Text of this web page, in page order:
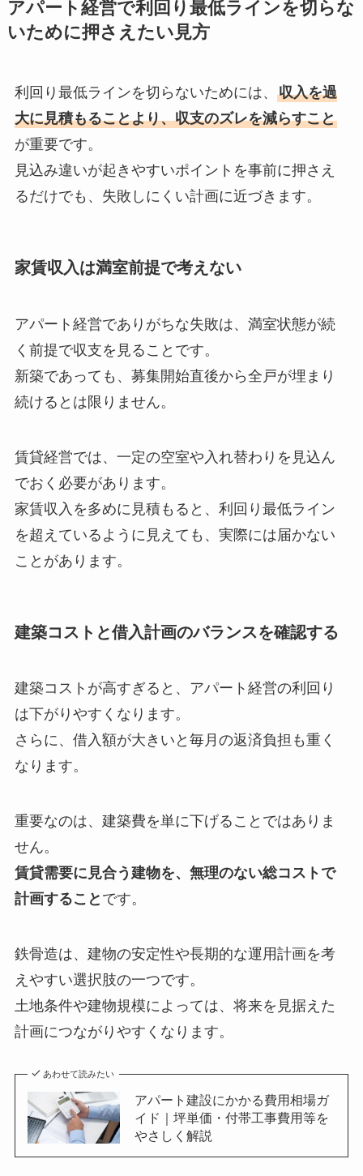
アパート経営で利回り最低ラインを切らな
いために押さえたい見方
利回り最低ラインを切らないためには、 収入を過
大に見積もることより、収支のズレを減らすこと
が重要です。
見込み違いが起きやすいポイントを事前に押さえ
るだけでも、失敗しにくい計画に近づきます。
家賃収入は満室前提で考えない
アパート経営でありがちな失敗は、満室状態が続
く前提で収支を見ることです。
新築であっても、募集開始直後から全戸が埋まり
続けるとは限りません。
賃貸経営では、一定の空室や入れ替わりを見込ん
でおく必要があります。
家賃収入を多めに見積もると、利回り最低ライン
を超えているように見えても、実際には届かない
ことがあります。
建築コストと借入計画のバランスを確認する
建築コストが高すぎると、アパート経営の利回り
は下がりやすくなります。
さらに、借入額が大きいと毎月の返済負担も重く
なります。
重要なのは、建築費を単に下げることではありま
せん。
賃貸需要に見合う建物を、無理のない総コストで
計画すること です。
鉄骨造は、建物の安定性や長期的な運用計画を考
えやすい選択肢の一つです。
土地条件や建物規模によっては、将来を見据えた
計画につながりやすくなります。
あわせて読みたい
アパート建設にかかる費用相場ガ
イド｜坪単価・付帯工事費用等を
やさしく解説